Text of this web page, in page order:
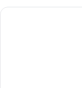
easyHotel Nice Old